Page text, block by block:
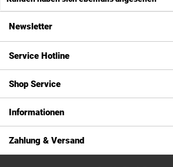
Newsletter
Service Hotline
Shop Service
Informationen
Zahlung & Versand